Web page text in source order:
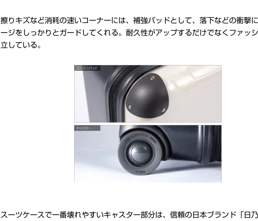
擦りキズなど消耗の速いコーナーには、補強パッドとして、落下などの衝撃
ージをしっかりとガードしてくれる。耐久性がアップするだけでなくファッ
立している。
スーツケースで一番壊れやすいキャスター部分は、信頼の日本ブランド「日